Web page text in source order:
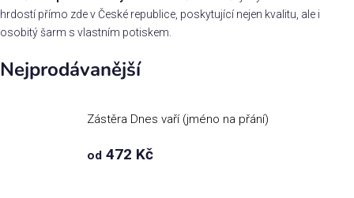
Rodina
/
hrdostí přímo zde v České republice, poskytující nejen kvalitu, ale i
osobitý šarm s vlastním potiskem.
Nejprodávanější
Zástěra Dnes vaří (jméno na přání)
od 472 Kč